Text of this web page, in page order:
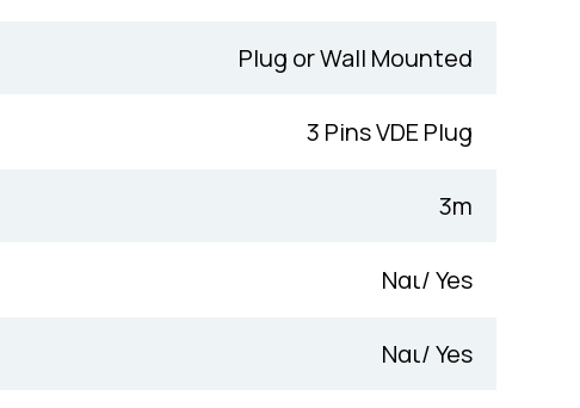
Plug or Wall Mounted
3 Pins VDE Plug
3m
Ναι/ Yes
Ναι/ Yes